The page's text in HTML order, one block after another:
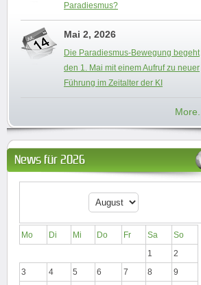
Paradiesmus?
Mai 2, 2026
Die Paradiesmus-Bewegung begeht
den 1. Mai mit einem Aufruf zu neuer
Führung im Zeitalter der KI
More...
News für 2026
Mo Di Mi Do Fr Sa
So
1
2
3
4 5 6 7 8
9